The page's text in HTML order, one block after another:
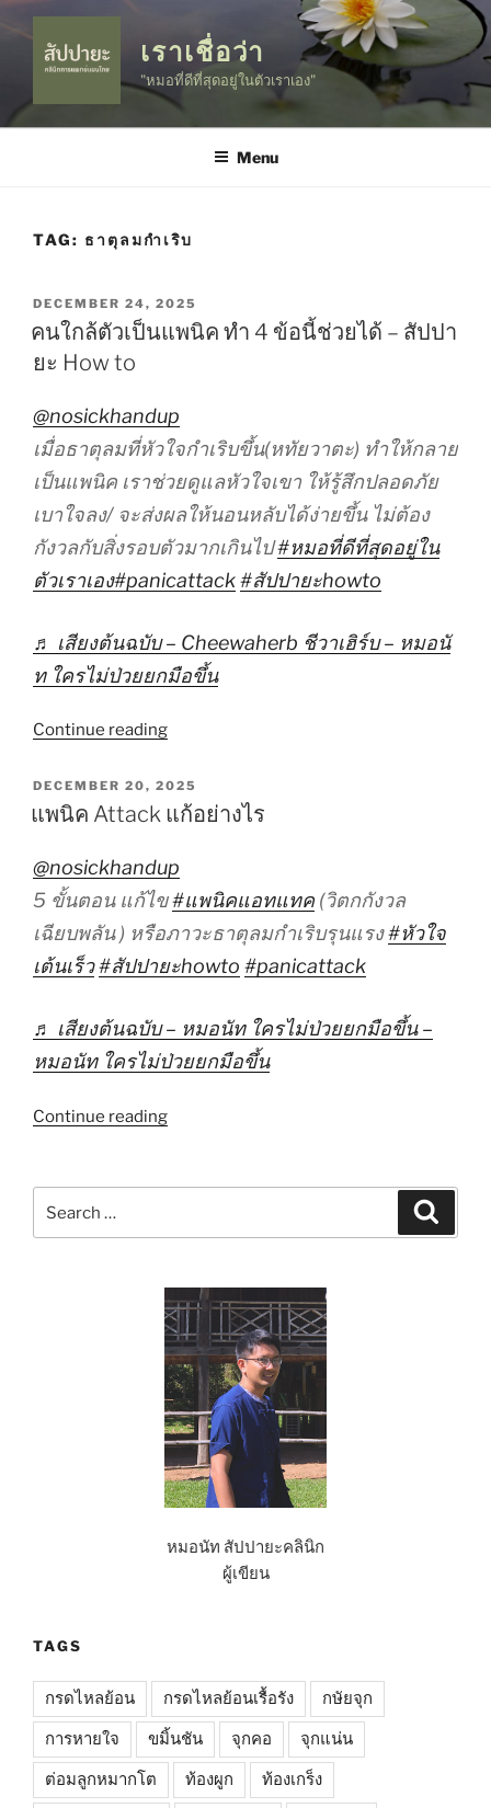
to
content
เราเชื่อว่า
"หมอที่ดีที่สุดอยู่ในตัวเราเอง"
Menu
TAG: ธาตุลมกำเริบ
POSTED
DECEMBER 24, 2025
คนใกล้ตัวเป็นแพนิค ทำ 4 ข้อนี้ช่วยได้ – สัปปา
ยะ How to
@nosickhandup
เมื่อธาตุลมที่หัวใจกำเริบขึ้น(หทัยวาตะ) ทำให้กลาย
เป็นแพนิค เราช่วยดูแลหัวใจเขา ให้รู้สึกปลอดภัย
เบาใจลง/ จะส่งผลให้นอนหลับได้ง่ายขึ้น ไม่ต้อง
กังวลกับสิ่งรอบตัวมากเกินไป#หมอที่ดีที่สุดอยู่ใน
ตัวเราเอง#panicattack#สัปปายะhowto
♬ เสียงต้นฉบับ – Cheewaherb ชีวาเฮิร์บ – หมอนั
ท ใครไม่ป่วยยกมือขึ้น
Continue reading“คน
ตัว
เป็น
นิค
4
ข้อ
นี้
–
สัป
How
POSTED
DECEMBER 20, 2025
แพนิค Attack แก้อย่างไร
@nosickhandup
5 ขั้นตอน แก้ไข#แพนิคแอทแทค (วิตกกังวล
เฉียบพลัน ) หรือภาวะธาตุลมกำเริบรุนแรง#หัวใจ
เต้นเร็ว#สัปปายะhowto #panicattack
♬ เสียงต้นฉบับ – หมอนัท ใครไม่ป่วยยกมือขึ้น –
หมอนัท ใครไม่ป่วยยกมือขึ้น
Continue reading“แพ
แก้
for:
หมอนัท สัปปายะคลินิก
ผู้เขียน
TAGS
กรดไหลย้อน กรดไหลย้อนเรื้อรัง กษัยจุก
การหายใจ ขมิ้นชัน จุกคอ จุกแน่น
ต่อมลูกหมากโต ท้องผูก ท้องเกร็ง